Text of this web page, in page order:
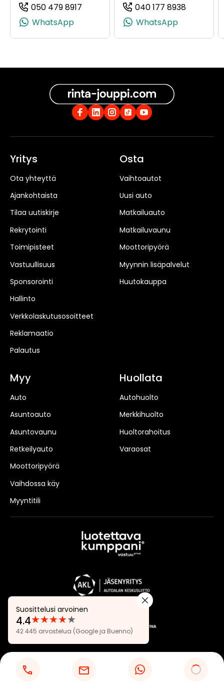
050 479 8917
(+358504798917, 0504798917,
WhatsApp
040 177 8938
WhatsApp
Suosittelusi arvoinen
Arvostelut:
4.4
★★★★★
4.4
42 445 arvostelua (Google ja Buenno)
Yritys
Ota yhteyttä
Ajankohtaista
Tilaa uutiskirje
Rekrytointi
Toimipisteet
Vastuullisuus
Sponsorointi
Hallinto
Verkkolaskutusosoitteet
Reklamaatio
Palautus
Osta
Vaihtoautot
Uusi auto
Matkailuauto
Matkailuvaunu
Moottoripyörä
Myynnin lisäpalvelut
Huutokauppa
Myy
Auto
Asuntoauto
Asuntovaunu
Retkeilyauto
Moottoripyörä
Vaihdossa käy
Myyntitili
Huollata
Autohuolto
Merkkihuolto
Huoltorahoitus
Varaosat
Tietosuojaseloste Evästeasetukset